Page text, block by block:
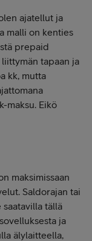
ajatellut ja
malli on kenties
prepaid
tapaan ja
kk, mutta
maksu. Eikö
maksimissaan
Saldorajan tai
tällä
ja
älylaitteella,